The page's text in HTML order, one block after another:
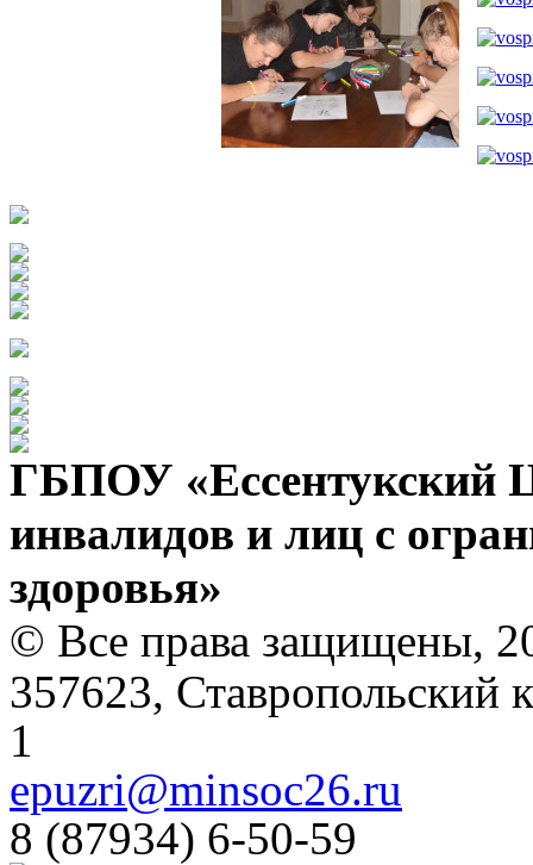
ГБПОУ «Ессентукский
инвалидов и лиц с
здоровья»
© Все права защищены,
357623, Ставропольский
1
epuzri@minsoc26.ru
8 (87934) 6-50-59